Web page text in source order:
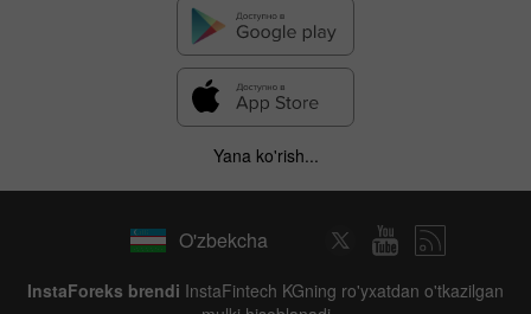
Yana ko'rish...
O'zbekcha
InstaForeks brendi InstaFintech KGning ro'yxatdan o'tkazilgan